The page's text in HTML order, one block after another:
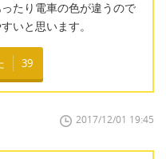
たり電車の色が違うので
いと思います。
39
2017/12/01 19:45